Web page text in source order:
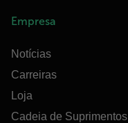
Empresa
Notícias
Carreiras
Loja
Cadeia de Suprimentos